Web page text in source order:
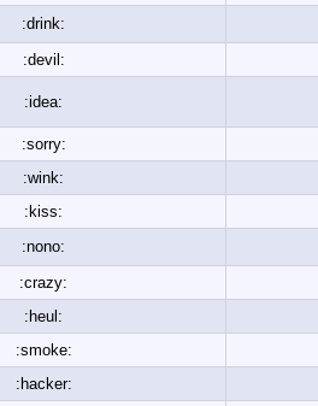
:drink:
:devil:
:idea:
:sorry:
:wink:
:kiss:
:nono:
:crazy:
:heul:
:smoke:
:hacker: